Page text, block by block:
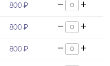
800 ₽
800 ₽
800 ₽